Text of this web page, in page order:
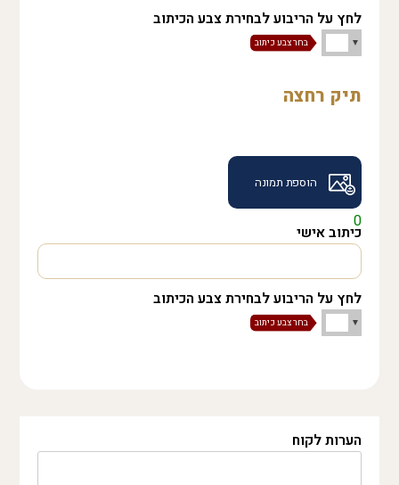
לחץ על הריבוע לבחירת צבע הכיתוב
תיק רחצה
כיתוב אישי
0
לחץ על הריבוע לבחירת צבע הכיתוב
הוספת תמונה
הערות לקוח